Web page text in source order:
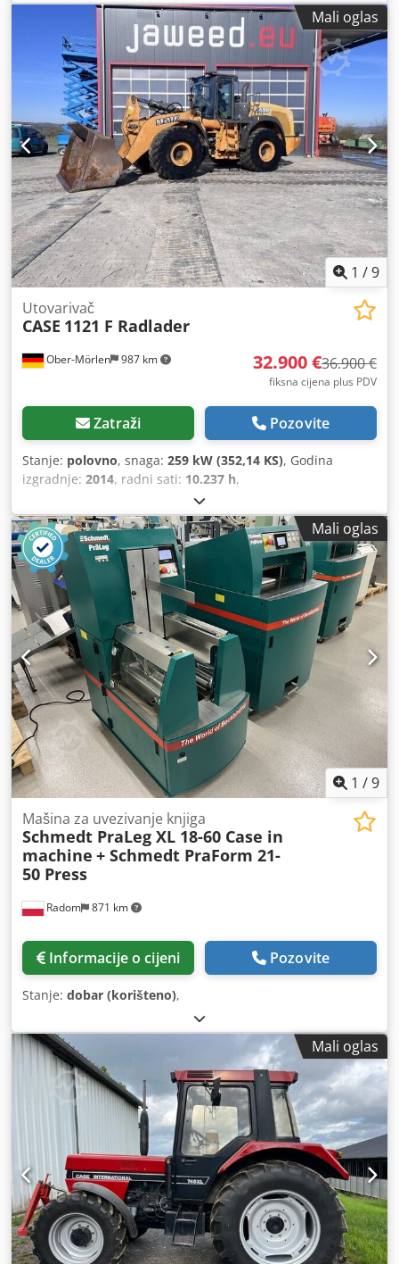
Mali oglas
1 /9
Ober-Mörlen 987 km
Utovarivač
CASE 1121 F Radlader
32.900 €36.900 €
fiksna cijena plus PDV
Zatraži Pozovite
Stanje: polovno, snaga: 259 kW (352,14 KS), Godina
izgradnje: 2014, radni sati: 10.237 h,
Mali oglas
1 /9
Radom 871 km
Mašina za uvezivanje knjiga
Schmedt PraLeg XL 18-60 Case in
machine + Schmedt PraForm 21-
50 Press
Informacije o cijeni Pozovite
Stanje: dobar (korišteno),
Mali oglas